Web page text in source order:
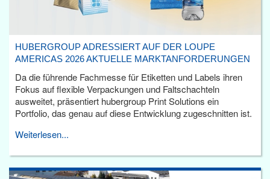
HUBERGROUP ADRESSIERT AUF DER LOUPE
AMERICAS 2026 AKTUELLE MARKTANFORDERUNGEN
Da die führende Fachmesse für Etiketten und Labels ihren
Fokus auf flexible Verpackungen und Faltschachteln
ausweitet, präsentiert hubergroup Print Solutions ein
Portfolio, das genau auf diese Entwicklung zugeschnitten ist.
Weiterlesen...